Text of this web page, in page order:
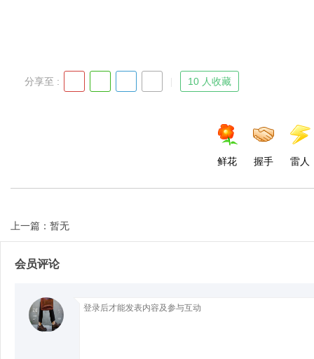
d
分享至 : 10 人收藏
鲜花 握手 雷人
上一篇：暂无
会员评论